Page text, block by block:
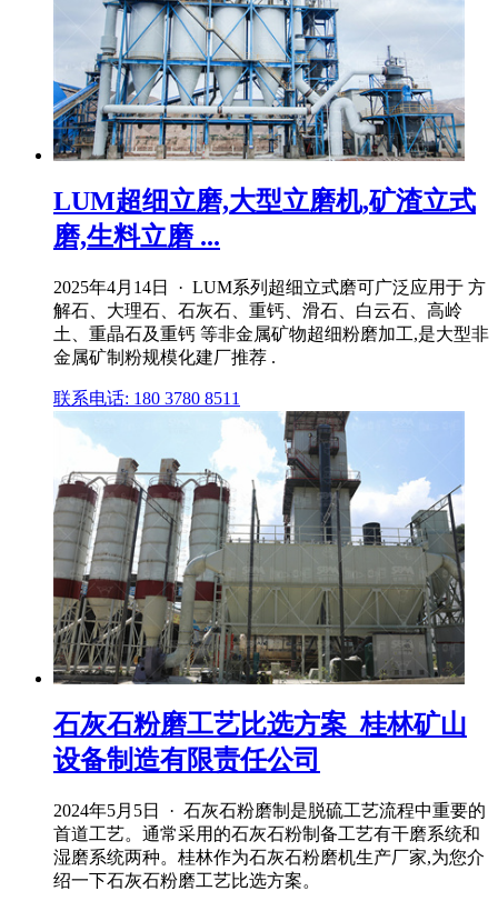
LUM超细立磨,大型立磨机,矿渣立式
磨,生料立磨 ...
2025年4月14日 · LUM系列超细立式磨可广泛应用于 方
解石、大理石、石灰石、重钙、滑石、白云石、高岭
土、重晶石及重钙 等非金属矿物超细粉磨加工,是大型非
金属矿制粉规模化建厂推荐 .
联系电话: 180 3780 8511
石灰石粉磨工艺比选方案_桂林矿山
设备制造有限责任公司
2024年5月5日 · 石灰石粉磨制是脱硫工艺流程中重要的
首道工艺。通常采用的石灰石粉制备工艺有干磨系统和
湿磨系统两种。桂林作为石灰石粉磨机生产厂家,为您介
绍一下石灰石粉磨工艺比选方案。